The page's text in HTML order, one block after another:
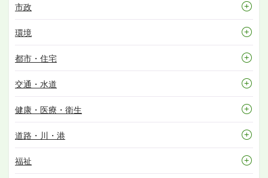
市政
環境
都市・住宅
交通・水道
健康・医療・衛生
道路・川・港
福祉